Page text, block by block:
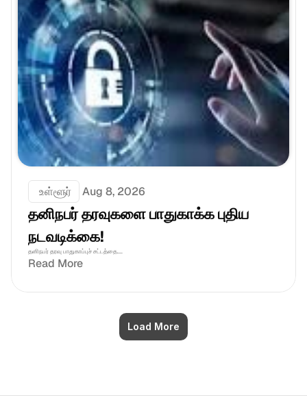
உள்ளூர் Aug 8, 2026
தனிநபர் தரவுகளை பாதுகாக்க புதிய
நடவடிக்கை!
தனிநபர் தரவு பாதுகாப்புச் சட்டத்தை....
Read More
Load More